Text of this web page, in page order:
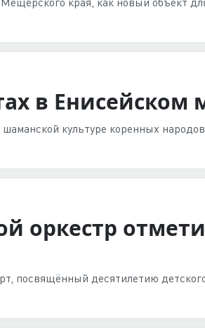
в Енисейском
культуре коренных
оркестр
посвящённый десятилетию